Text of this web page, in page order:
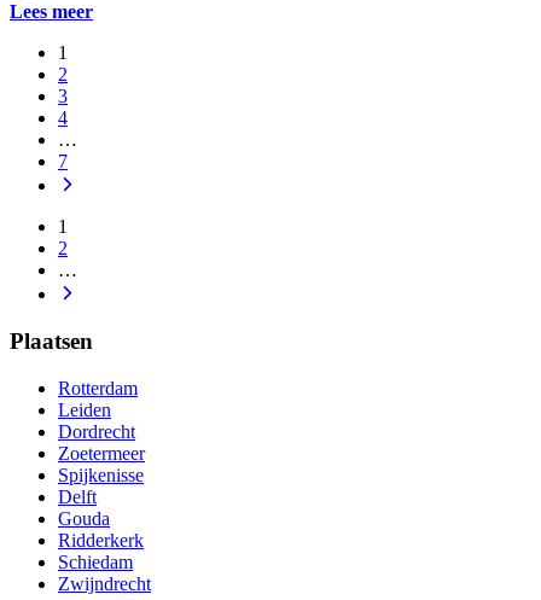
Lees meer
1
2
3
4
…
7
1
2
…
Plaatsen
Rotterdam
Leiden
Dordrecht
Zoetermeer
Spijkenisse
Delft
Gouda
Ridderkerk
Schiedam
Zwijndrecht